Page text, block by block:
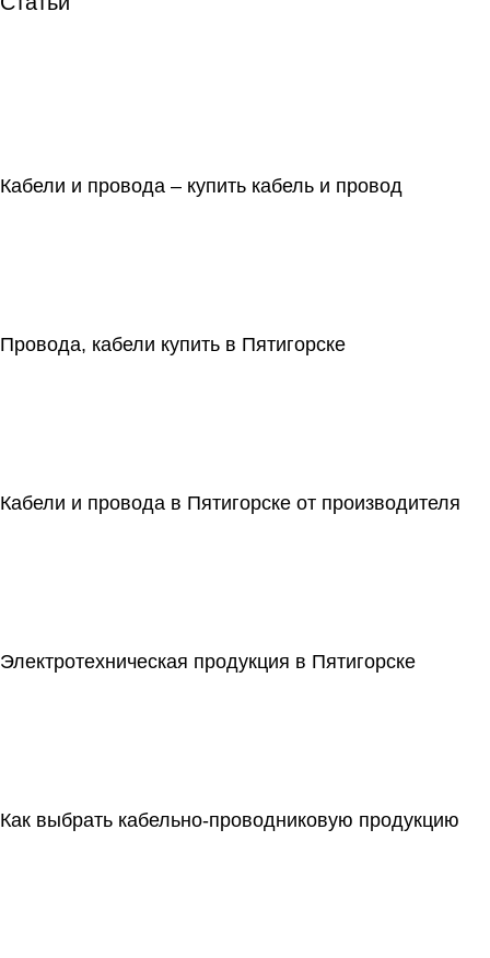
Кабели и провода – купить кабель и провод
Провода, кабели купить в Пятигорске
Кабели и провода в Пятигорске от производителя
Электротехническая продукция в Пятигорске
Как выбрать кабельно-проводниковую продукцию